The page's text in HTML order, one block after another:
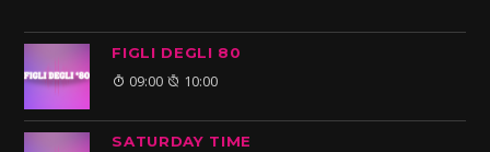
FIGLI DEGLI 80
09:00 10:00
SATURDAY TIME